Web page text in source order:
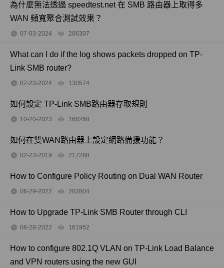
為什麼無法透過 speedtest.net 在 SMB 路由器上取得多
WAN 頻寬聚合測試效果？
07-03-2024 206307
What can I do if the log shows packets dropped on TP-
Link SMB router?
07-23-2024 130574
如何設定 TP-Link SMB路由器存取規則
10-20-2023 168268
如何在雙WAN路由器上設定網路備援功能？
02-23-2019 217288
How to Configure Policy Routing on Dual WAN Router
06-29-2022 202804
How to Upgrade TP-Link SMB Router through CLI
06-28-2022 161952
How to configure 802.1Q VLAN on TP-Link Load Balance
and VPN routers using the new GUI